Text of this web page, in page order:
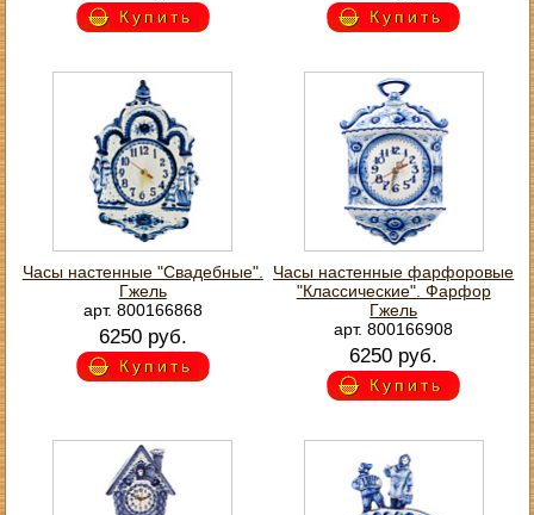
Купить Купить
Часы настенные "Свадебные".
Гжель
арт. 800166868
6250 руб.
Купить
Часы настенные фарфоровые
"Классические". Фарфор
Гжель
арт. 800166908
6250 руб.
Купить